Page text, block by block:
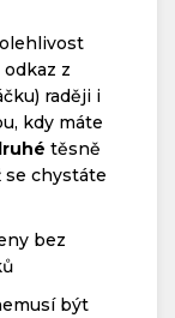
z
raději i
kdy máte
těsně
se chystáte
bez
být